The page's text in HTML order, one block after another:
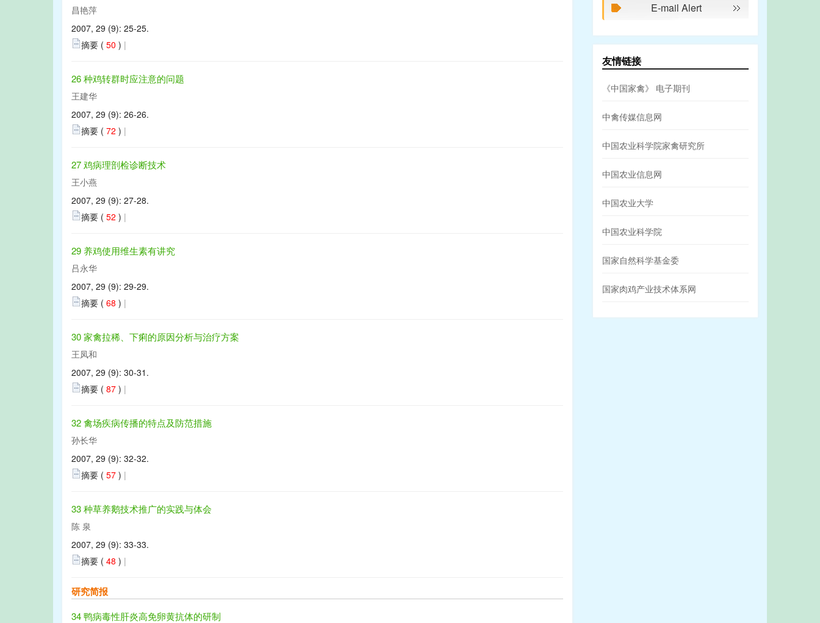
昌艳萍
2007, 29 (9): 25-25.
摘要 ( 50 ) |
26 种鸡转群时应注意的问题
王建华
2007, 29 (9): 26-26.
摘要 ( 72 ) |
27 鸡病理剖检诊断技术
王小燕
2007, 29 (9): 27-28.
摘要 ( 52 ) |
29 养鸡使用维生素有讲究
吕永华
2007, 29 (9): 29-29.
摘要 ( 68 ) |
30 家禽拉稀、下痢的原因分析与治疗方案
王凤和
2007, 29 (9): 30-31.
摘要 ( 87 ) |
32 禽场疾病传播的特点及防范措施
孙长华
2007, 29 (9): 32-32.
摘要 ( 57 ) |
33 种草养鹅技术推广的实践与体会
陈 泉
2007, 29 (9): 33-33.
摘要 ( 48 ) |
研究简报
34 鸭病毒性肝炎高免卵黄抗体的研制
E-mail Alert
友情链接
《中国家禽》 电子期刊
中禽传媒信息网
中国农业科学院家禽研究所
中国农业信息网
中国农业大学
中国农业科学院
国家自然科学基金委
国家肉鸡产业技术体系网